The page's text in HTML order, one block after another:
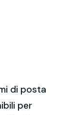
di posta
per